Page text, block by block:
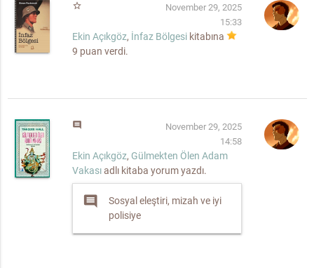
star_border
November 29, 2025
15:33
Ekin Açıkgöz, İnfaz Bölgesikitabına
9 puan verdi.
comment
November 29, 2025
14:58
Ekin Açıkgöz, Gülmekten Ölen Adam
Vakası adlı kitaba yorum yazdı.
comment
Sosyal eleştiri, mizah ve iyi
polisiye